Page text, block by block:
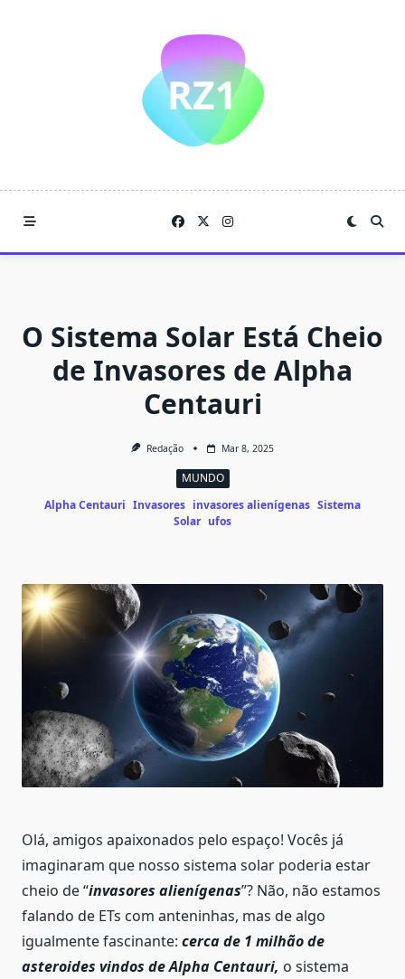
O Sistema Solar Está Cheio
de Invasores de Alpha
Centauri
Redação Mar 8, 2025
MUNDO
Alpha Centauri Invasores invasores alienígenas Sistema
Solar ufos
Olá, amigos apaixonados pelo espaço! Vocês já
imaginaram que nosso sistema solar poderia estar
cheio de “invasores alienígenas”? Não, não estamos
falando de ETs com anteninhas, mas de algo
igualmente fascinante: cerca de 1 milhão de
asteroides vindos de Alpha Centauri, o sistema